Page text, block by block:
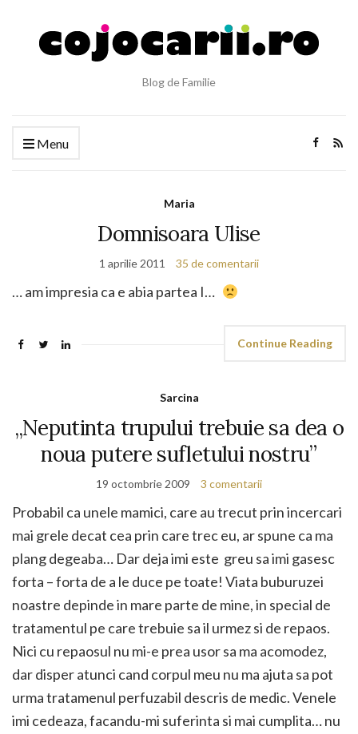
Blog de Familie
Menu
Maria
Domnisoara Ulise
1 aprilie 2011 35 de comentarii
… am impresia ca e abia partea I…
Continue Reading
Sarcina
„Neputinta trupului trebuie sa dea o
noua putere sufletului nostru”
19 octombrie 2009 3 comentarii
Probabil ca unele mamici, care au trecut prin incercari
mai grele decat cea prin care trec eu, ar spune ca ma
plang degeaba… Dar deja imi este greu sa imi gasesc
forta – forta de a le duce pe toate! Viata buburuzei
noastre depinde in mare parte de mine, in special de
tratamentul pe care trebuie sa il urmez si de repaos.
Nici cu repaosul nu mi-e prea usor sa ma acomodez,
dar disper atunci cand corpul meu nu ma ajuta sa pot
urma tratamenul perfuzabil descris de medic. Venele
imi cedeaza, facandu-mi suferinta si mai cumplita… nu